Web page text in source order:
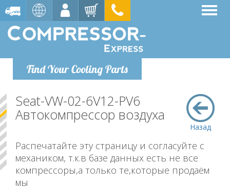
Find Your Cooling Parts
Назад
Seat-VW-02-6V12-PV6
Автокомпрессор воздуха
Распечатайте эту страницу и согласуйте с
механиком, т.к.в базе данных есть не все
компрессоры,а только те,которые продаём
мы